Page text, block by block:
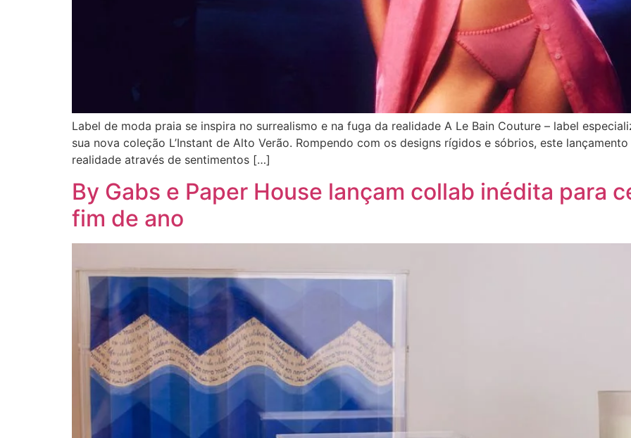
Label de moda praia se inspira no surrealismo e na fuga da realidade A Le Bain Couture – label
sua nova coleção L’Instant de Alto Verão. Rompendo com os designs rígidos e sóbrios, este
realidade através de sentimentos […]
By Gabs e Paper House lançam collab inédita para
fim de ano